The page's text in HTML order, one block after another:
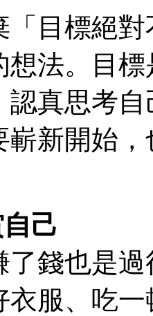
「目標絕
想法。目
認真思考
嶄新開始
己
了錢也是
衣服、吃